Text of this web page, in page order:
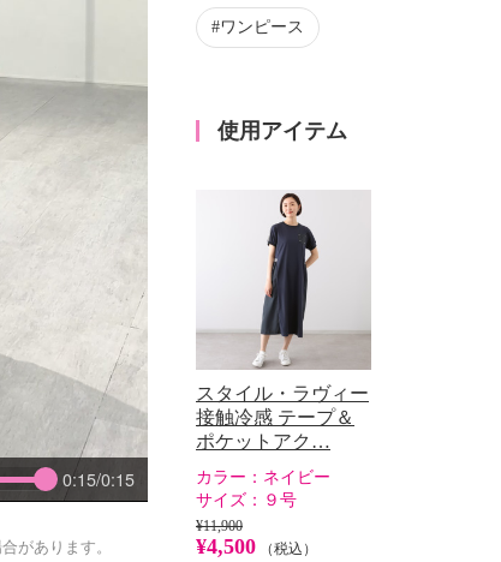
0:15/0:15
があります。
ワンピース
使用アイテム
スタイル・ラヴィー
接触冷感 テープ＆
ポケットアク…
カラー： ネイビー
サイズ： ９号
¥11,900
¥4,500
（税込）